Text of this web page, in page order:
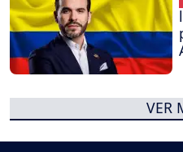
VER